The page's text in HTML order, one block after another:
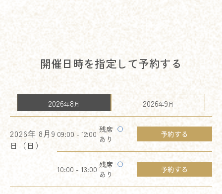
対象となります。
■スケジュール確保：会場見学、ご試食、ご相談会を含むフルタ
イムでのご参加をお願いしております。
■新郎新婦お二人でのご来館：カップル揃っての来館が必須条件
となります。
■1年以内の挙式・披露宴をご検討：具体的な開催時期のイメージ
■20名以上の挙式・披露宴をご検討：少人数プラン等、一部対象
外となる場合がございます。
■後日郵送（または後日メール送付）：当日の手渡しではなく、
アンケート回答後に後日お届けとなります。
■同系列会場への初来館：株式会社R&Jザ・ワークスの他会場へ
過去にご来館がない方が対象です。
開催日時を指定して予約する
2026年8月 2026年9月
2026年 8月9
日（日）
09:00 - 12:00 残席
あり
予約する
10:00 - 13:00 残席
あり
予約する